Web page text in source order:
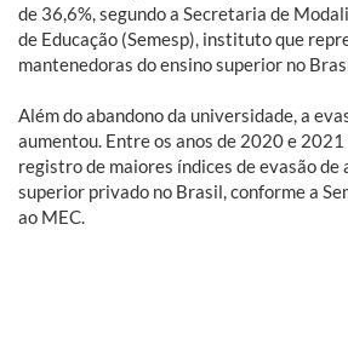
de 36,6%, segundo a Secretaria de
de Educação (Semesp), instituto que
mantenedoras do ensino superior no
Além do abandono da universidade, a
aumentou. Entre os anos de 2020 e
registro de maiores índices de evasão de
superior privado no Brasil, conforme a
ao MEC.